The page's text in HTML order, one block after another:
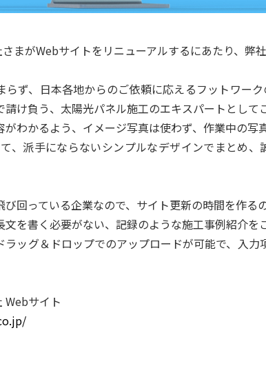
まがWebサイトをリニューアルするにあたり、弊
らず、日本各地からのご依頼に応えるフットワー
請け負う、太陽光パネル施工のエキスパートとして
わかるよう、イメージ写真は使わず、作業中の写
、派手にならないシンプルなデザインでまとめ
び回っている企業なので、サイト更新の時間を作る
文を書く必要がない、記録のような施工事例紹介を
ラッグ＆ドロップでのアップロードが可能で、入
Webサイト